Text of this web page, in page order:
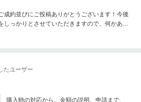
成約並びにご投稿ありがとうございます！今後
しっかりとさせていただきますので、何かあり
たユーザー
購入時の対応から、金額の説明、申請まで、